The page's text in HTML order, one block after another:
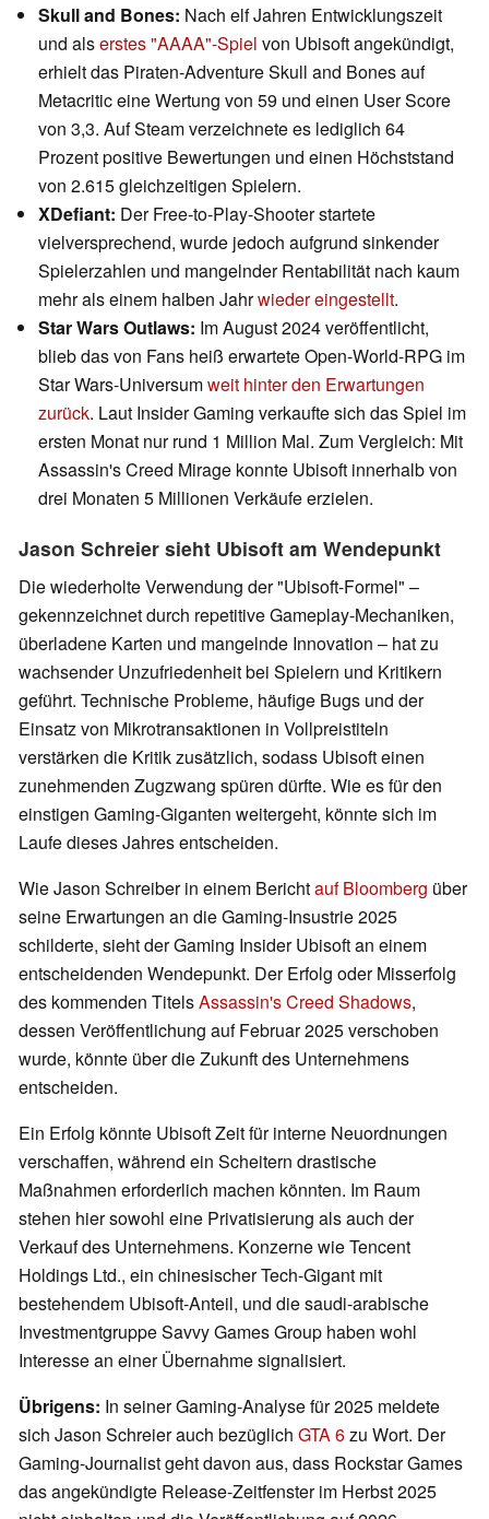
Skull and Bones: Nach elf Jahren Entwicklungszeit
und alserstes "AAAA"-Spiel von Ubisoft angekündigt,
erhielt das Piraten-Adventure Skull and Bones auf
Metacritic eine Wertung von 59 und einen User Score
von 3,3. Auf Steam verzeichnete es lediglich 64
Prozent positive Bewertungen und einen Höchststand
von 2.615 gleichzeitigen Spielern.
XDefiant: Der Free-to-Play-Shooter startete
vielversprechend, wurde jedoch aufgrund sinkender
Spielerzahlen und mangelnder Rentabilität nach kaum
mehr als einem halben Jahrwieder eingestellt.
Star Wars Outlaws: Im August 2024 veröffentlicht,
blieb das von Fans heiß erwartete Open-World-RPG im
Star Wars-Universumweit hinter den Erwartungen
zurück. Laut Insider Gaming verkaufte sich das Spiel im
ersten Monat nur rund 1 Million Mal. Zum Vergleich: Mit
Assassin's Creed Mirage konnte Ubisoft innerhalb von
drei Monaten 5 Millionen Verkäufe erzielen.
Jason Schreier sieht Ubisoft am Wendepunkt
Die wiederholte Verwendung der "Ubisoft-Formel" –
gekennzeichnet durch repetitive Gameplay-Mechaniken,
überladene Karten und mangelnde Innovation – hat zu
wachsender Unzufriedenheit bei Spielern und Kritikern
geführt. Technische Probleme, häufige Bugs und der
Einsatz von Mikrotransaktionen in Vollpreistiteln
verstärken die Kritik zusätzlich, sodass Ubisoft einen
zunehmenden Zugzwang spüren dürfte. Wie es für den
einstigen Gaming-Giganten weitergeht, könnte sich im
Laufe dieses Jahres entscheiden.
Wie Jason Schreiber in einem Berichtauf Bloomberg über
seine Erwartungen an die Gaming-Insustrie 2025
schilderte, sieht der Gaming Insider Ubisoft an einem
entscheidenden Wendepunkt. Der Erfolg oder Misserfolg
des kommenden TitelsAssassin's Creed Shadows,
dessen Veröffentlichung auf Februar 2025 verschoben
wurde, könnte über die Zukunft des Unternehmens
entscheiden.
Ein Erfolg könnte Ubisoft Zeit für interne Neuordnungen
verschaffen, während ein Scheitern drastische
Maßnahmen erforderlich machen könnten. Im Raum
stehen hier sowohl eine Privatisierung als auch der
Verkauf des Unternehmens. Konzerne wie Tencent
Holdings Ltd., ein chinesischer Tech-Gigant mit
bestehendem Ubisoft-Anteil, und die saudi-arabische
Investmentgruppe Savvy Games Group haben wohl
Interesse an einer Übernahme signalisiert.
Übrigens: In seiner Gaming-Analyse für 2025 meldete
sich Jason Schreier auch bezüglich GTA 6zu Wort. Der
Gaming-Journalist geht davon aus, dass Rockstar Games
das angekündigte Release-Zeitfenster im Herbst 2025